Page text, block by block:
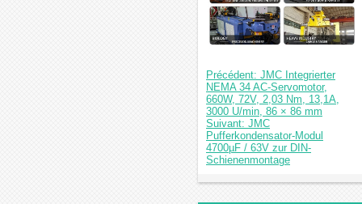
Précédent: JMC Integrierter
NEMA 34 AC-Servomotor,
660W, 72V, 2,03 Nm, 13,1A,
3000 U/min, 86 × 86 mm
Suivant: JMC
Pufferkondensator-Modul
4700µF / 63V zur DIN-
Schienenmontage